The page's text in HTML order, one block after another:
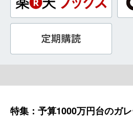
特集：予算1000万円台のガ